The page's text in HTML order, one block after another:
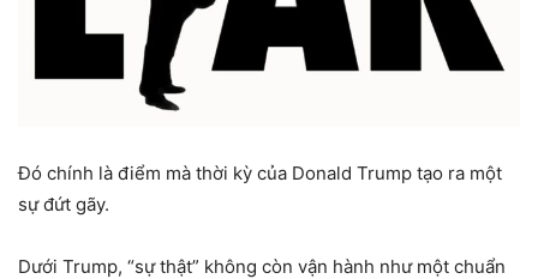
Đó chính là điểm mà thời kỳ của Donald Trump tạo ra một
sự đứt gãy.
Dưới Trump, “sự thật” không còn vận hành như một chuẩn